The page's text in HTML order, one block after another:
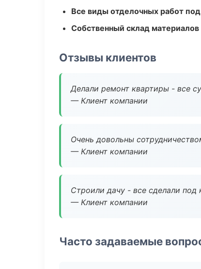
Все виды отделочных работ
Собственный склад материалов
Отзывы клиентов
Делали ремонт квартиры - все
— Клиент компании
Очень довольны
— Клиент компании
Строили дачу - все сделали
— Клиент компании
Часто задаваемые